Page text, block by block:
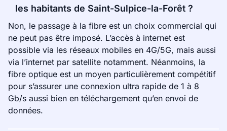
les habitants de Saint-Sulpice-la-Forêt ?
Non, le passage à la fibre est un choix commercial qui
ne peut pas être imposé. L’accès à internet est
possible via les réseaux mobiles en 4G/5G, mais aussi
via l’internet par satellite notamment. Néanmoins, la
fibre optique est un moyen particulièrement compétitif
pour s’assurer une connexion ultra rapide de 1 à 8
Gb/s aussi bien en téléchargement qu’en envoi de
données.